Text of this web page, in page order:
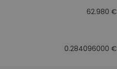
62.980 €
0.284096000 €